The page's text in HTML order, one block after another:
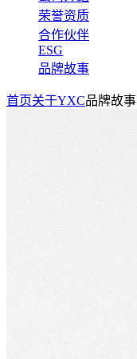
荣誉资质
合作伙伴
ESG
品牌故事
首页关于YXC品牌故事